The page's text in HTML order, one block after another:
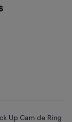
Up Cam de Ring